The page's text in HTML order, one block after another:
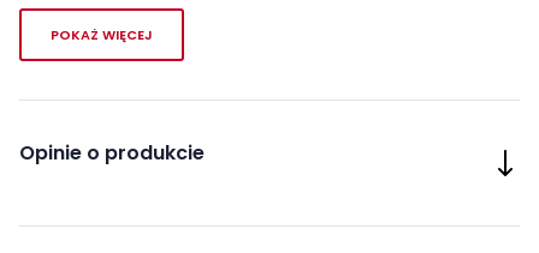
kompozycję, która w optymalny sposób wykorzysta wolną
przestrzeń na ścianie.
możliwość montażu na dowolnej wysokości
POKAŻ WIĘCEJ
Opinie o produkcie